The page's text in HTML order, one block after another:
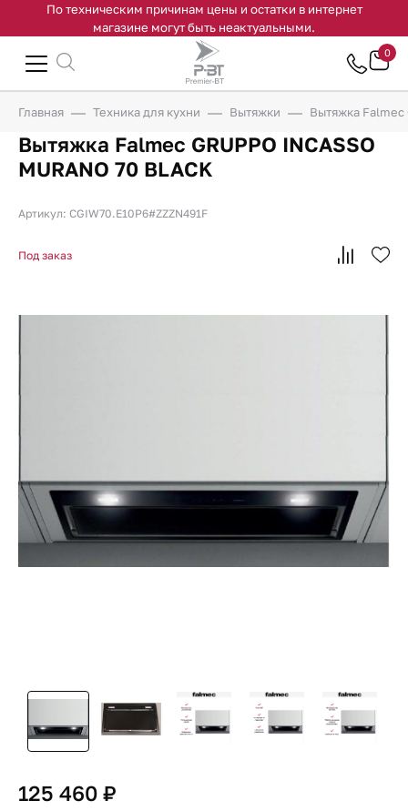
По техническим причинам цены и остатки в интернет
магазине могут быть неактуальными.
0
Главная Техника для кухни Вытяжки Вытяжка Falmec
Вытяжка Falmec GRUPPO INCASSO
MURANO 70 BLACK
Артикул: CGIW70.E10P6#ZZZN491F
Под заказ
125 460 ₽